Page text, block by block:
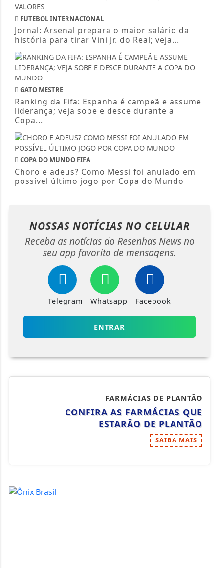
FUTEBOL INTERNACIONAL
Jornal: Arsenal prepara o maior salário da
história para tirar Vini Jr. do Real; veja...
GATO MESTRE
Ranking da Fifa: Espanha é campeã e assume
liderança; veja sobe e desce durante a
Copa...
COPA DO MUNDO FIFA
Choro e adeus? Como Messi foi anulado em
possível último jogo por Copa do Mundo
NOSSAS NOTÍCIAS NO CELULAR
Receba as notícias do Resenhas News no
seu app favorito de mensagens.
Telegram Whatsapp Facebook
ENTRAR
FARMÁCIAS DE PLANTÃO
CONFIRA AS FARMÁCIAS QUE
ESTARÃO DE PLANTÃO
SAIBA MAIS